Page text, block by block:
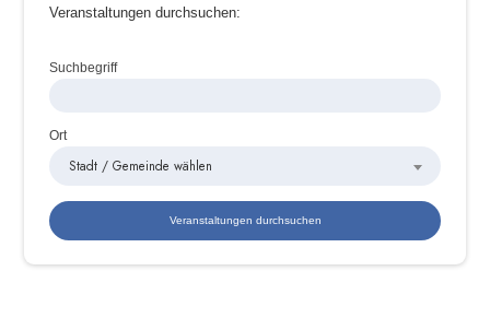
Veranstaltungen durchsuchen:
Suchbegriff
Ort
Stadt / Gemeinde wählen